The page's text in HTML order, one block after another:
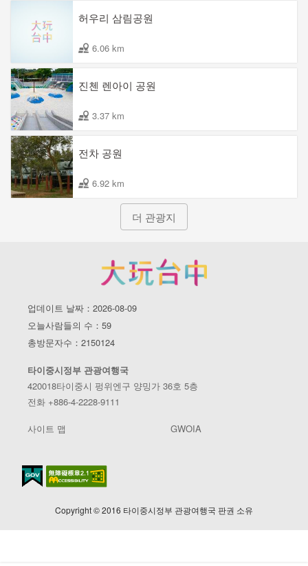
허우리 삼림공원
6.06 km
진첸 렌아이 공원
3.37 km
전차 공원
6.92 km
더 관광지
업데이트 날짜：2026-08-09
오늘사람들의 수：59
총방문자수：2150124
타이중시정부 관광여행국
420018타이중시 펑위엔구 양밍가 36호 5층
전화 +886-4-2228-9111
사이트 맵 GWOIA
Copyright © 2016 타이중시정부 관광여행국 판권 소유